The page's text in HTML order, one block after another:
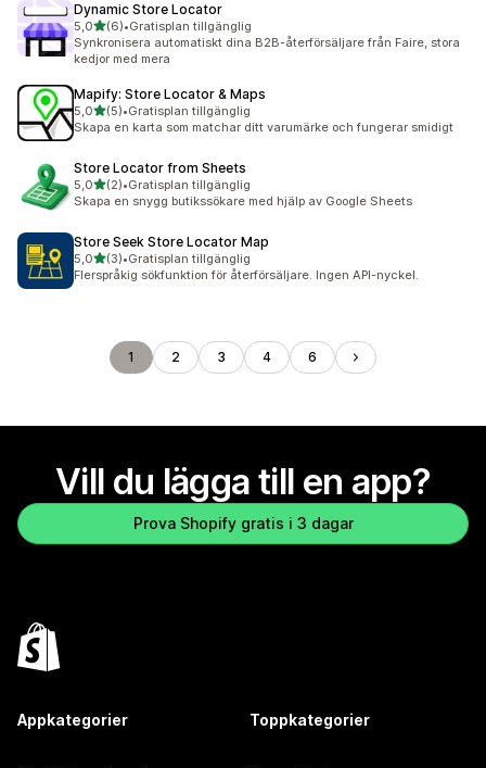
Dynamic Store Locator
5,0av 5 stjärnor
(6)
6 recensioner totalt
•Gratisplan tillgänglig
Synkronisera automatiskt dina B2B-återförsäljare från Faire, stora
kedjor med mera
Mapify: Store Locator & Maps
5,0av 5 stjärnor
(5)
5 recensioner totalt
•Gratisplan tillgänglig
Skapa en karta som matchar ditt varumärke och fungerar smidigt
Store Locator from Sheets
5,0av 5 stjärnor
(2)
2 recensioner totalt
•Gratisplan tillgänglig
Skapa en snygg butikssökare med hjälp av Google Sheets
Store Seek Store Locator Map
5,0av 5 stjärnor
(3)
3 recensioner totalt
•Gratisplan tillgänglig
Flerspråkig sökfunktion för återförsäljare. Ingen API-nyckel.
1 2 3 4 6
Vill du lägga till en app?
Prova Shopify gratis i 3 dagar
Appkategorier Toppkategorier